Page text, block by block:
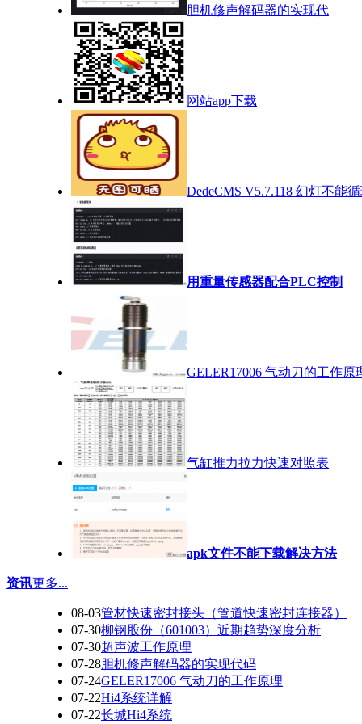
胆机修声解码器的实现代
网站app下载
DedeCMS V5.7.118 幻灯不能
用重量传感器配合PLC控制
GELER17006 气动刀的工作原
气缸推力拉力快速对照表
apk文件不能下载解决方法
资讯更多...
08-03管材快速密封接头（管道快速密封连接器）
07-30柳钢股份（601003）近期趋势深度分析
07-30超声波工作原理
07-28胆机修声解码器的实现代码
07-24GELER17006 气动刀的工作原理
07-22Hi4系统详解
07-22长城Hi4系统